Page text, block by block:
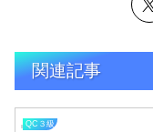
関連記事
QC３級